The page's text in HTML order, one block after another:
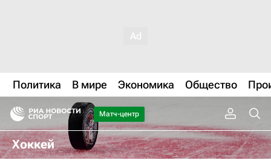
Политика В мире Экономика Общество
Матч-центр
Хоккей